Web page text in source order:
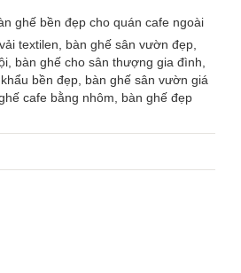
ghế bền đẹp cho quán cafe ngoài
textilen, bàn ghế sân vườn đẹp,
bàn ghế cho sân thượng gia đình,
bền đẹp, bàn ghế sân vườn giá
cafe bằng nhôm, bàn ghế đẹp